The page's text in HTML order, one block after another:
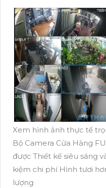
Xem hình ảnh thực tế
Bộ Camera Cửa Hàng
được Thiết kế siêu sáng
kiệm chi phí Hình tươi
lượng